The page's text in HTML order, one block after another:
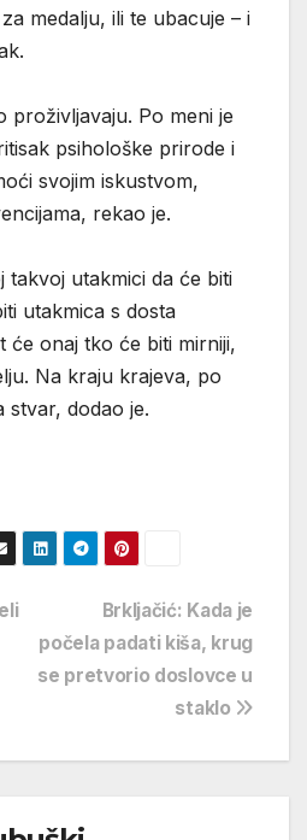
medalju, ili te ubacuje – i
proživljavaju. Po meni je
psihološke prirode i
svojim iskustvom,
rekao je.
takvoj utakmici da će biti
utakmica s dosta
će onaj tko će biti mirniji,
Na kraju krajeva, po
stvar, dodao je.
Brkljačić: Kada je
počela padati kiša, krug
se pretvorio doslovce u
staklo